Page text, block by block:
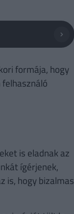
formája, hogy
is eladnak az
ígérjenek,
is, hogy bizalmas